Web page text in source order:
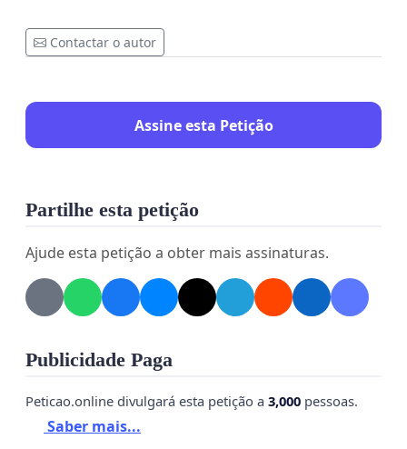
Contactar o autor
Assine esta Petição
Partilhe esta petição
Ajude esta petição a obter mais assinaturas.
Publicidade Paga
Peticao.online divulgará esta petição a 3,000 pessoas.
Saber mais...